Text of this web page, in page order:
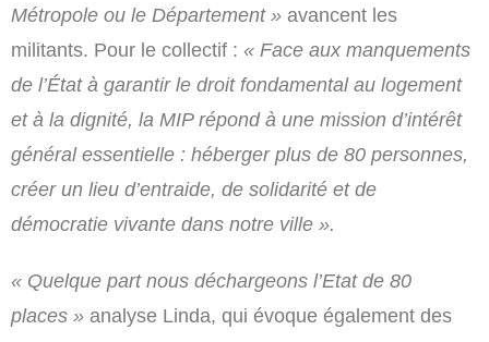
Métropole ou le Département » avancent les
militants. Pour le collectif : « Face aux manquements
de l’État à garantir le droit fondamental au logement
et à la dignité, la MIP répond à une mission d’intérêt
général essentielle : héberger plus de 80 personnes,
créer un lieu d’entraide, de solidarité et de
démocratie vivante dans notre ville ».
« Quelque part nous déchargeons l’Etat de 80
places » analyse Linda, qui évoque également des